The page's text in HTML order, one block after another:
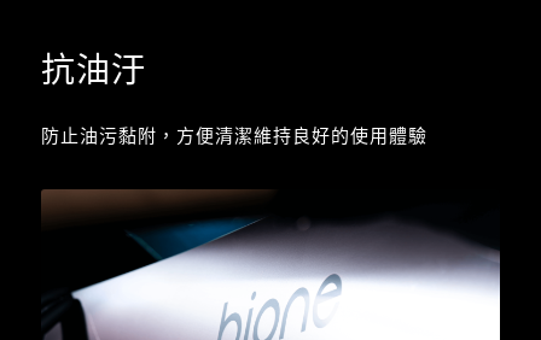
抗油汙
防止油污黏附，方便清潔維持良好的使用體驗